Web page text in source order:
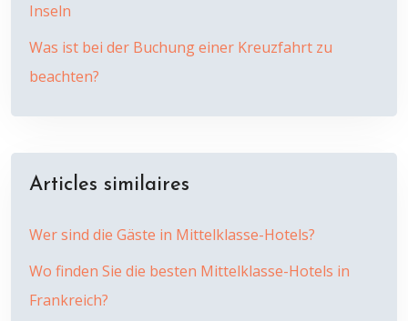
Inseln
Was ist bei der Buchung einer Kreuzfahrt zu
beachten?
Articles similaires
Wer sind die Gäste in Mittelklasse-Hotels?
Wo finden Sie die besten Mittelklasse-Hotels in
Frankreich?